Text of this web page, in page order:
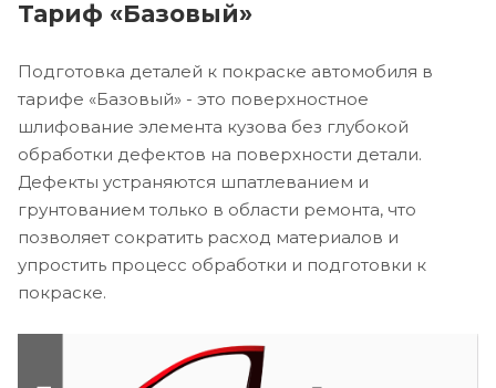
Тариф «Базовый»
Подготовка деталей к покраске автомобиля в
тарифе «Базовый» - это поверхностное
шлифование элемента кузова без глубокой
обработки дефектов на поверхности детали.
Дефекты устраняются шпатлеванием и
грунтованием только в области ремонта, что
позволяет сократить расход материалов и
упростить процесс обработки и подготовки к
покраске.